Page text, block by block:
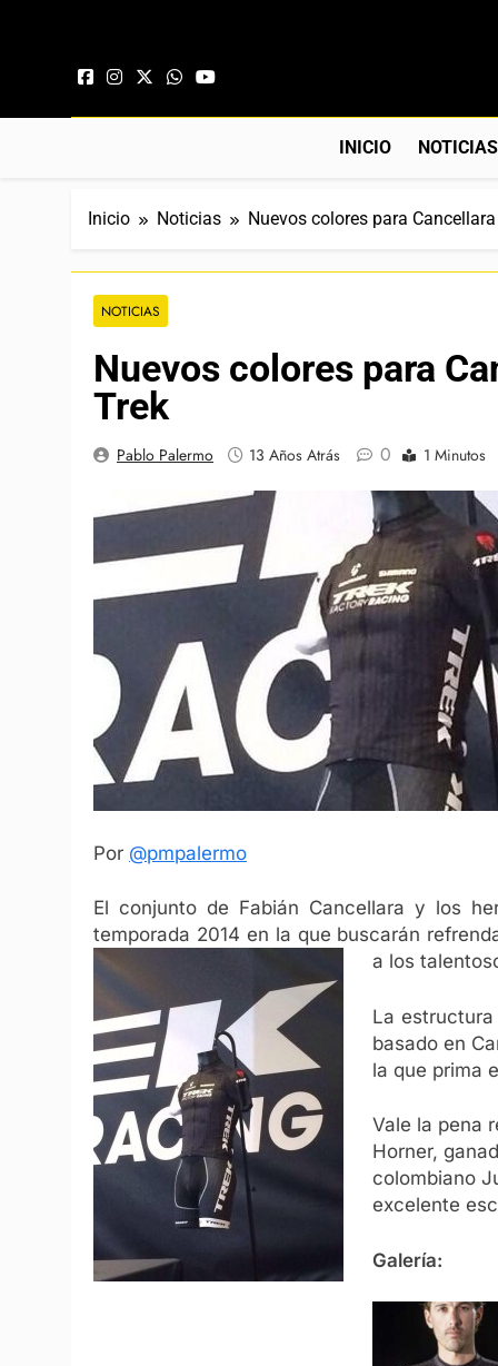
INICIO NOTICIAS
Inicio Noticias Nuevos colores para
NOTICIAS
Nuevos colores para
Trek
Pablo Palermo 13 Años Atrás 0 1 Minutos
Por @pmpalermo
El conjunto de Fabián Cancellara y los
temporada 2014 en la que buscarán
a los
La
basado en
la que prima
Vale la pena
Horner,
colombiano
excelente
Galería: